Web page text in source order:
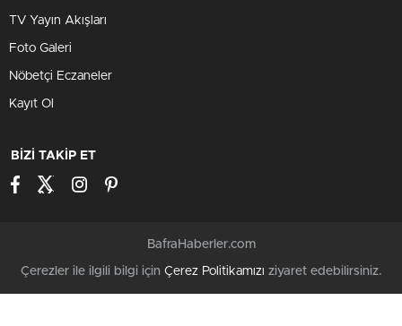
TV Yayın Akışları
Foto Galeri
Nöbetçi Eczaneler
Kayıt Ol
BİZİ TAKİP ET
BafraHaberler.com
Çerezler ile ilgili bilgi için Çerez Politikamızı ziyaret edebilirsiniz.